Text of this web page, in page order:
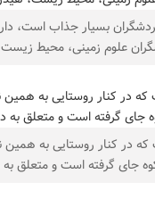
گردشگران بسیار جذاب
علوم زمینی، محیط
است و متعلق به دوران